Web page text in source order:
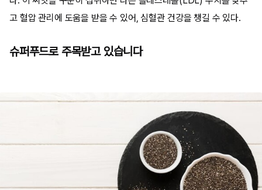
고 혈압 관리에 도움을 받을 수 있어, 심혈관 건강을 챙길 수 있다.
슈퍼푸드로 주목받고 있습니다